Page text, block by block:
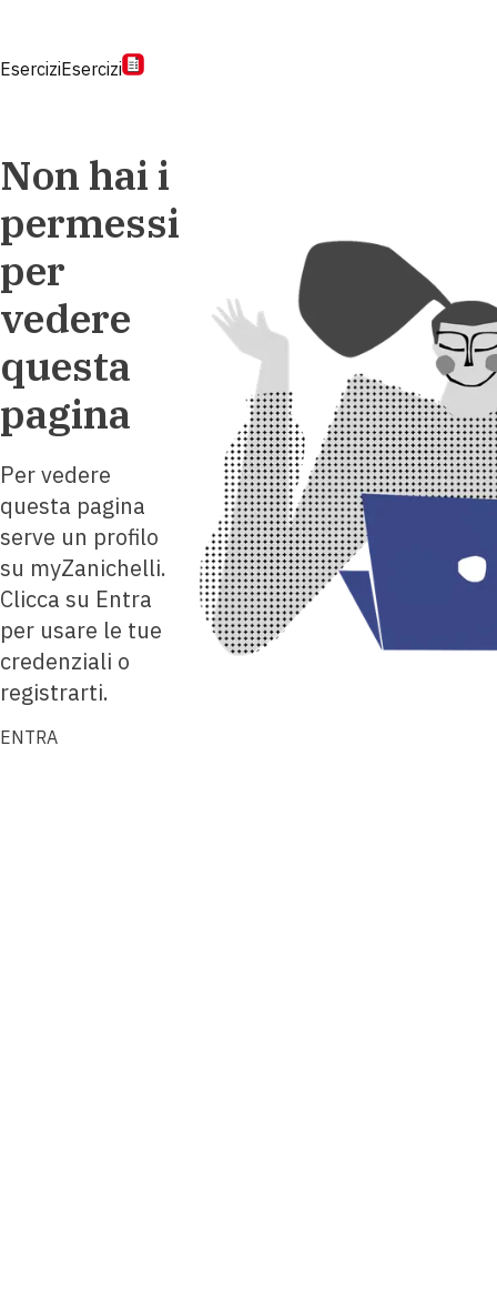
EserciziEsercizi
Non hai i
permessi
per
vedere
questa
pagina
Per vedere
questa pagina
serve un profilo
su myZanichelli.
Clicca su Entra
per usare le tue
credenziali o
registrarti.
ENTRA